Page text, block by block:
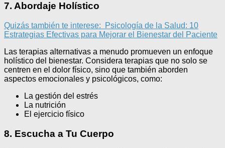
7. Abordaje Holístico
Quizás también te interese:
Psicología de la Salud: 10
Estrategias Efectivas para Mejorar el Bienestar del Paciente
Las terapias alternativas a menudo promueven un enfoque
holístico del bienestar. Considera terapias que no solo se
centren en el dolor físico, sino que también aborden
aspectos emocionales y psicológicos, como:
La gestión del estrés
La nutrición
El ejercicio físico
8. Escucha a Tu Cuerpo